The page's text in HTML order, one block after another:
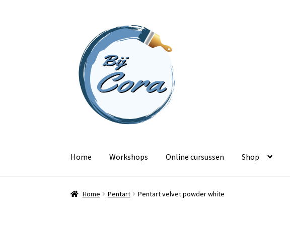
naar
navigatie
inhoud
Home Workshops Online cursussen Shop
Home Pentart Pentart velvet powder white